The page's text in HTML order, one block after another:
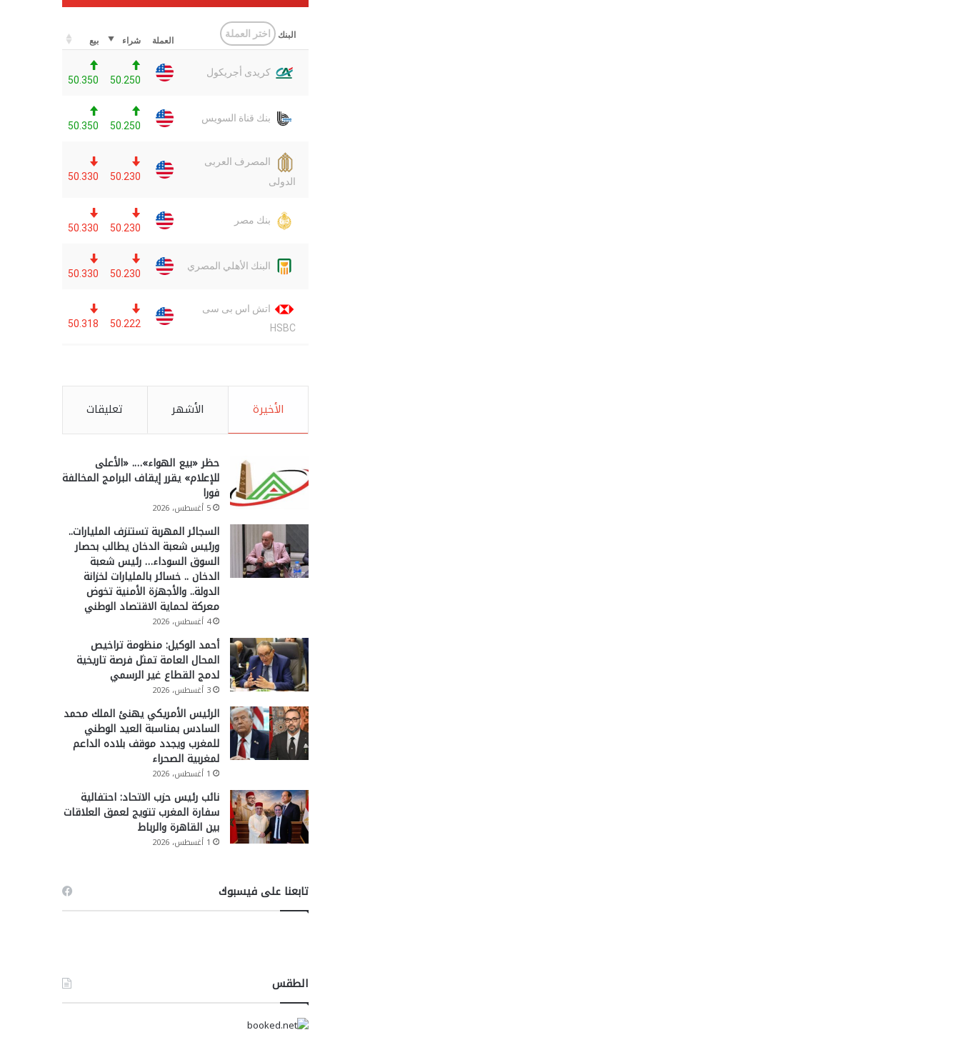
الأخيرة الأشهر تعليقات
حظر «بيع الهواء»…. «الأعلى
للإعلام» يقرر إيقاف البرامج المخالفة
فورا
5 أغسطس، 2026
السجائر المهربة تستنزف المليارات..
ورئيس شعبة الدخان يطالب بحصار
السوق السوداء… رئيس شعبة
الدخان .. خسائر بالمليارات لخزانة
الدولة.. والأجهزة الأمنية تخوض
معركة لحماية الاقتصاد الوطني
4 أغسطس، 2026
أحمد الوكيل: منظومة تراخيص
المحال العامة تمثل فرصة تاريخية
لدمج القطاع غير الرسمي
3 أغسطس، 2026
الرئيس الأمريكي يهنئ الملك محمد
السادس بمناسبة العيد الوطني
للمغرب ويجدد موقف بلاده الداعم
لمغربية الصحراء
1 أغسطس، 2026
نائب رئيس حزب الاتحاد: احتفالية
سفارة المغرب تتويج لعمق العلاقات
بين القاهرة والرباط
1 أغسطس، 2026
تابعنا على فيسبوك
الطقس